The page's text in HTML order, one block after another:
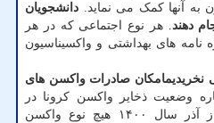
به آنها کمک می نماید. دانشجویان
دهند. هر نوع اجتماعی که در هر
های بهداشتی و واکسیناسیون
امکان صادرات واکسن های
وضعیت ذخایر واکسن کرونا در
کشور، اظهار داشت: حدودا از آذر سال ۱۴۰۰ هیچ نوع واکسن